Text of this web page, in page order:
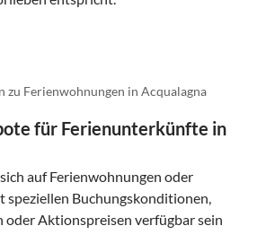
zu Ferienwohnungen in Acqualagna
für Ferienunterkünfte in
auf Ferienwohnungen oder
speziellen Buchungskonditionen,
oder Aktionspreisen verfügbar sein